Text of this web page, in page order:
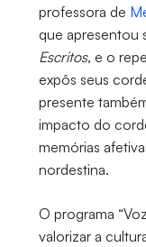
professora de
que apresentou
Escritos, e o
expôs seus
presente
impacto do
memórias
nordestina.
O programa
valorizar a